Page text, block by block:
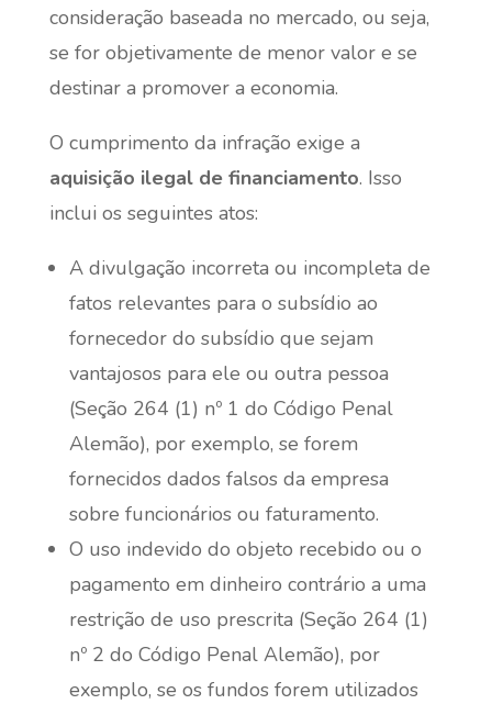
consideração baseada no mercado, ou seja,
se for objetivamente de menor valor e se
destinar a promover a economia.
O cumprimento da infração exige a
aquisição ilegal de financiamento. Isso
inclui os seguintes atos:
A divulgação incorreta ou incompleta de
fatos relevantes para o subsídio ao
fornecedor do subsídio que sejam
vantajosos para ele ou outra pessoa
(Seção 264 (1) nº 1 do Código Penal
Alemão), por exemplo, se forem
fornecidos dados falsos da empresa
sobre funcionários ou faturamento.
O uso indevido do objeto recebido ou o
pagamento em dinheiro contrário a uma
restrição de uso prescrita (Seção 264 (1)
nº 2 do Código Penal Alemão), por
exemplo, se os fundos forem utilizados